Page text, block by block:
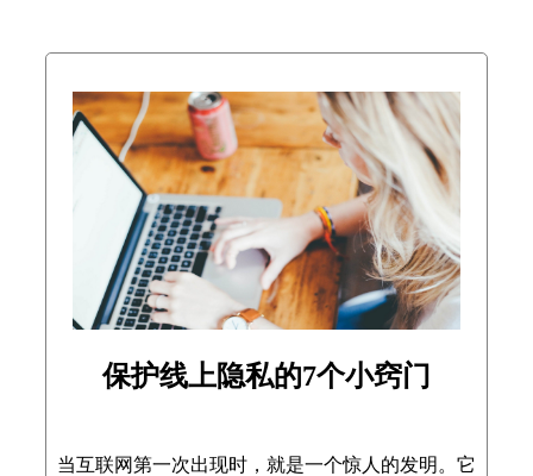
保护线上隐私的7个小窍门
当互联网第一次出现时，就是一个惊人的发明。它